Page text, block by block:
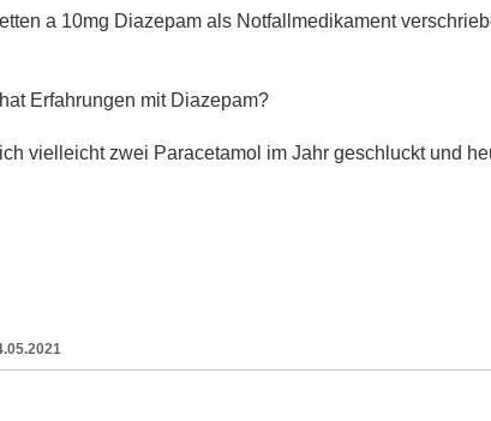
a 10mg Diazepam als Notfallmedikament
Erfahrungen mit Diazepam?
vielleicht zwei Paracetamol im Jahr geschluckt und